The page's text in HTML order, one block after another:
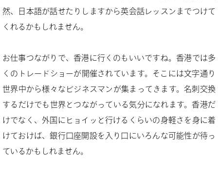
然、日本語が話せたりしますから英会話レッスンまでつけて
くれるかもしれません。
お仕事つながりで、香港に行くのもいいですね。香港では多
くのトレードショーが開催されています。そこには文字通り
世界中から様々なビジネスマンが集まってきます。名刺交換
するだけでも世界とつながっている気分になれます。香港だ
けでなく、外国にヒョイッと行けるくらいの身軽さを身に着
けておけば、銀行口座開設を入り口にいろんな可能性が待っ
ているかもしれません。